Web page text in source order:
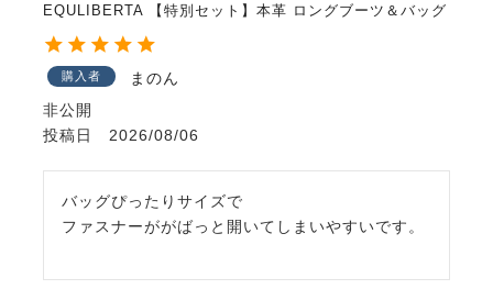
EQULIBERTA 【特別セット】本革 ロングブーツ＆バッグ
購入者
まのん
非公開
投稿日
2026/08/06
バッグぴったりサイズで